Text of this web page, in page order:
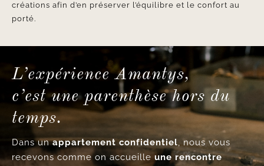
créations afin d’en préserver l’équilibre et le confort au
porté.
L’expérience Amantys,
c’est une parenthèse hors du
temps.
Dans unappartement confidentiel, nous vous
recevons comme on accueille une rencontre